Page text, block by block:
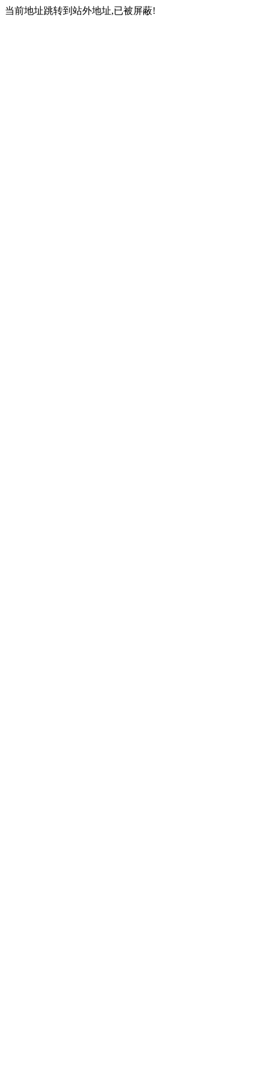
当前地址跳转到站外地址,已被屏蔽!